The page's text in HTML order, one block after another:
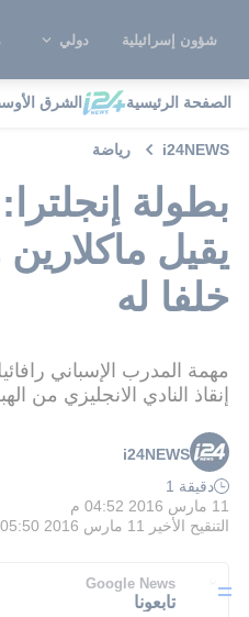
شؤون إسرائيلية دولي
الصفحة الرئيسية الشرق
i24NEWS رياضة
بطولة
يقيل ماكلارين
خلفا له
مهمة المدرب الإسباني
إنقاذ النادي الانجليزي من
i24NEWS
دقيقة 1
11 مارس 2016 04:52 م
التنقيح الأخير
11 مارس 2016 05:50 م
Google News
تابعونا